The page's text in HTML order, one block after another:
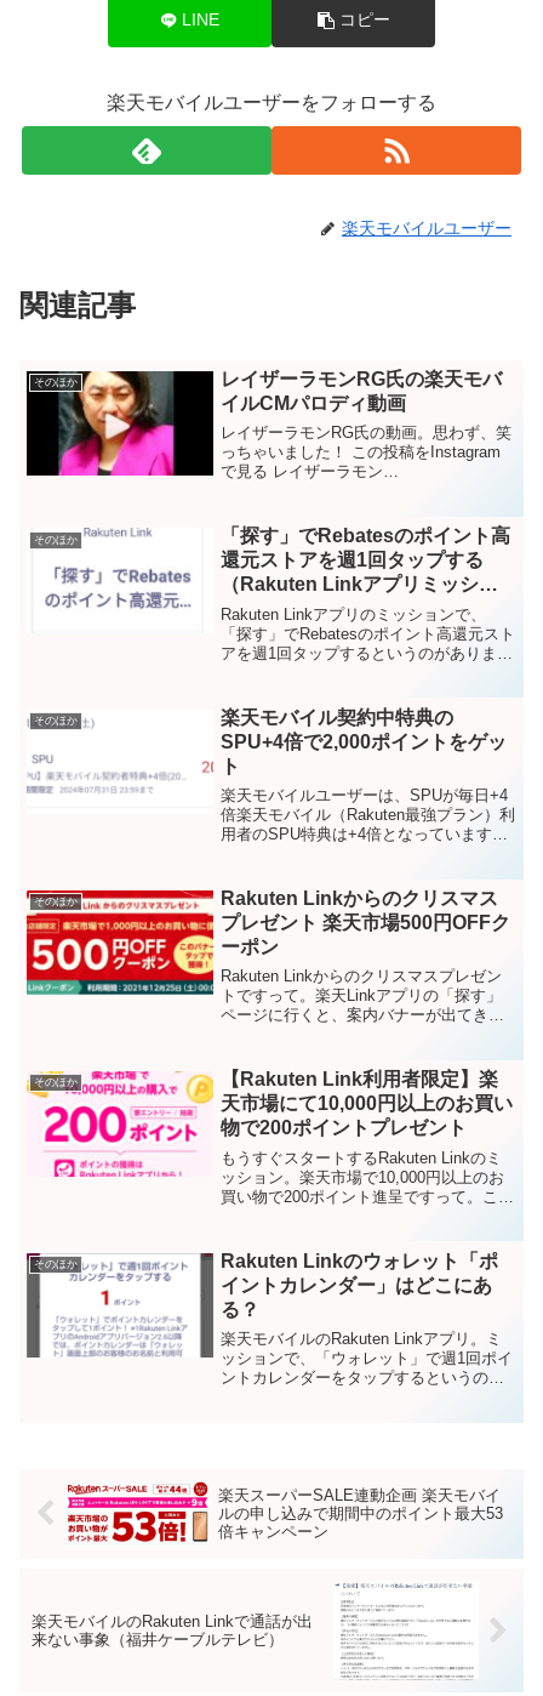
LINE コピー
楽天モバイルユーザーをフォローする
楽天モバイルユーザー
関連記事
そのほか
レイザーラモンRG氏の楽天モバ
イルCMパロディ動画
レイザーラモンRG氏の動画。思わず、笑
っちゃいました！ この投稿をInstagram
で見る レイザーラモン
バンバン流れている旬なとき...
そのほか
「探す」でRebatesのポイント高
還元ストアを週1回タップする
（Rakuten Linkアプリミッショ
ン）
Rakuten Linkアプリのミッションで、
「探す」でRebatesのポイント高還元スト
アを週1回タップするというのがありま
にはどうやって達成させるのか少し戸惑
いま...
そのほか
楽天モバイル契約中特典の
SPU+4倍で2,000ポイントをゲッ
ト
楽天モバイルユーザーは、SPUが毎日+4
倍楽天モバイル（Rakuten最強プラン）利
用者のSPU特典は+4倍となっています
ポイントは2,000pt。SPU（スーパーポ...
そのほか
Rakuten Linkからのクリスマス
プレゼント 楽天市場500円OFFク
ーポン
Rakuten Linkからのクリスマスプレゼン
トですって。楽天Linkアプリの「探す」
ページに行くと、案内バナーが出てきま
効期間：2021/12/25 0...
そのほか
【Rakuten Link利用者限定】楽
天市場にて10,000円以上のお買い
物で200ポイントプレゼント
もうすぐスタートするRakuten Linkのミ
ッション。楽天市場で10,000円以上のお
買い物で200ポイント進呈ですって。この
ゃないかと。（2/14月10:00よ...
そのほか
Rakuten Linkのウォレット「ポ
イントカレンダー」はどこにあ
る？
楽天モバイルのRakuten Linkアプリ。ミ
ッションで、「ウォレット」で週1回ポイ
ントカレンダーをタップするというのが
楽天スーパーSALE連動企画 楽天モバイ
ルの申し込みで期間中のポイント最大53
倍キャンペーン
楽天モバイルのRakuten Linkで通話が出
来ない事象（福井ケーブルテレビ）